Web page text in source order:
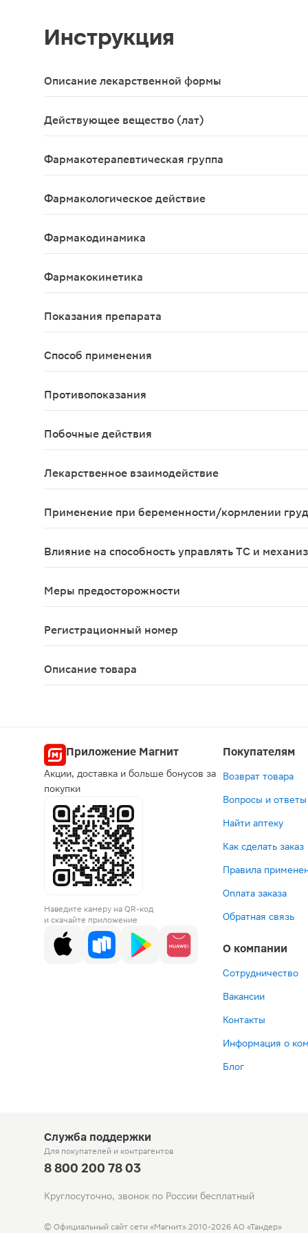
Инструкция
Описание лекарственной формы
Действующее вещество (лат)
Фармакотерапевтическая группа
Фармакологическое действие
Ко-Дальнева — комбинированный препарат,
Фармакодинамика
Фармакокинетика
Комбинированное применение периндоприла и
Показания препарата
Способ применения
Противопоказания
Повышенная чувствительность к действующим
Побочные действия
Лекарственное взаимодействие
Применение при беременности/кормлении
Влияние на способность управлять ТС и
Меры предосторожности
Регистрационный номер
Описание товара
Приложение Магнит
Акции, доставка и больше бонусов за
покупки
Наведите камеру на QR-код
и скачайте приложение
Покупателям
Возврат товара
Вопросы и ответы
Найти аптеку
Как сделать заказ
Правила
Оплата заказа
Обратная связь
О компании
Сотрудничество
Вакансии
Контакты
Информация о
Блог
Служба поддержки
Для покупателей и контрагентов
8 800 200 78 03
Круглосуточно, звонок по России бесплатный
© Официальный сайт сети «Магнит».2010-2026 АО «Тандер»